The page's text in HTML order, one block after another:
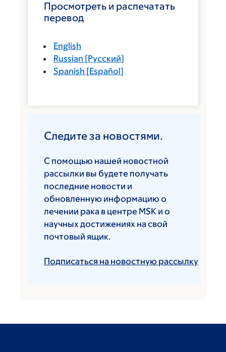
Просмотреть и распечатать
перевод
English
Russian [Русский]
Spanish [Español]
Следите за новостями.
С помощью нашей новостной
рассылки вы будете получать
последние новости и
обновленную информацию о
лечении рака в центре MSK и о
научных достижениях на свой
почтовый ящик.
Подписаться на новостную рассылку